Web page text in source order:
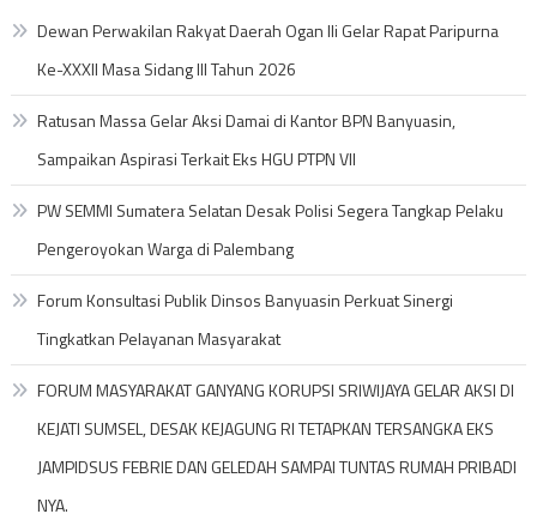
Dewan Perwakilan Rakyat Daerah Ogan Ili Gelar Rapat Paripurna
Ke-XXXII Masa Sidang III Tahun 2026
Ratusan Massa Gelar Aksi Damai di Kantor BPN Banyuasin,
Sampaikan Aspirasi Terkait Eks HGU PTPN VII
PW SEMMI Sumatera Selatan Desak Polisi Segera Tangkap Pelaku
Pengeroyokan Warga di Palembang
Forum Konsultasi Publik Dinsos Banyuasin Perkuat Sinergi
Tingkatkan Pelayanan Masyarakat
FORUM MASYARAKAT GANYANG KORUPSI SRIWIJAYA GELAR AKSI DI
KEJATI SUMSEL, DESAK KEJAGUNG RI TETAPKAN TERSANGKA EKS
JAMPIDSUS FEBRIE DAN GELEDAH SAMPAI TUNTAS RUMAH PRIBADI
NYA.